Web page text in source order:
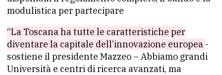
modulistica per partecipare
“La Toscana ha tutte le caratteristiche per
diventare la capitale dell’innovazione europea -
sostiene il presidente Mazzeo – Abbiamo grandi
Università e centri di ricerca avanzati, ma